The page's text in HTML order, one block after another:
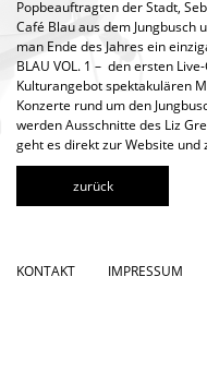
Popbeauftragten der Stadt,
Café Blau aus dem
man Ende des Jahres ein
BLAU VOL. 1 – ­ den ersten
Kulturangebot spektakulären
Konzerte rund um den
werden Ausschnitte des Liz
geht es direkt zur Website und
zurück
KONTAKT IMPRESSUM